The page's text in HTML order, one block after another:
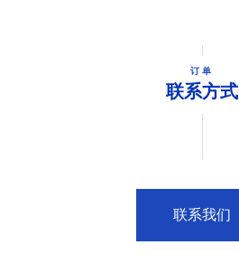
订单
联系方式
联系我们